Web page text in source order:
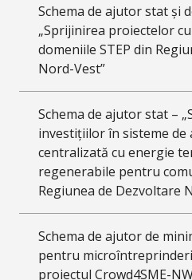
Schema de ajutor stat și
„Sprijinirea proiectelor
domeniile STEP din
Nord-Vest”
Schema de ajutor stat –
investițiilor în sisteme de
centralizată cu energie
regenerabile pentru
Regiunea de Dezvoltare
Schema de ajutor de
pentru
proiectul Crowd4SME-